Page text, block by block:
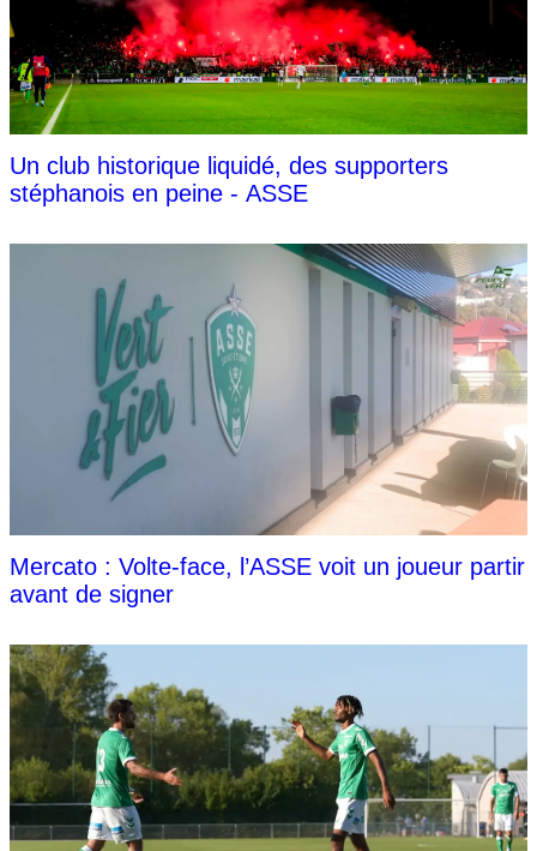
Un club historique liquidé, des supporters
stéphanois en peine - ASSE
Mercato : Volte-face, l’ASSE voit un joueur partir
avant de signer